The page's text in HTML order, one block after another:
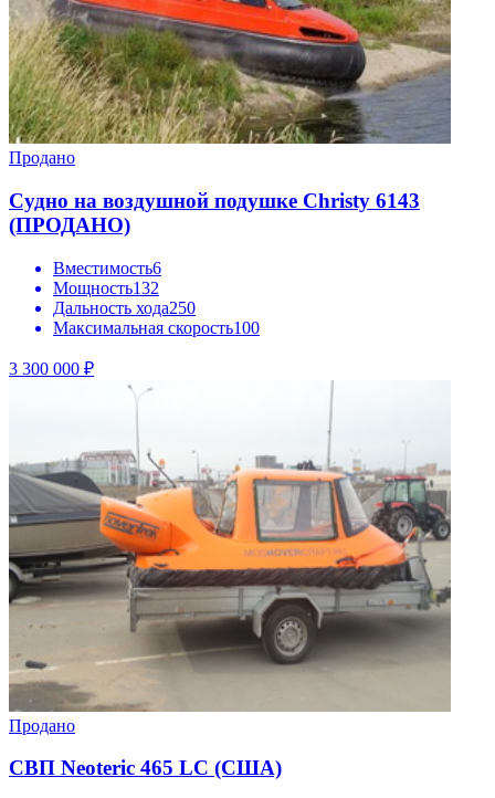
Продано
Судно на воздушной подушке Christy 6143
(ПРОДАНО)
Вместимость6
Мощность132
Дальность хода250
Максимальная скорость100
3 300 000 ₽
Продано
СВП Neoteric 465 LC (США)